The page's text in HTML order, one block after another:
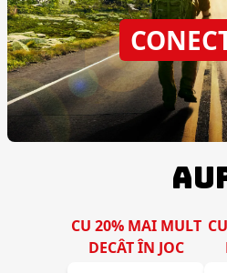
CU 20% MAI MULT
DECÂT ÎN JOC